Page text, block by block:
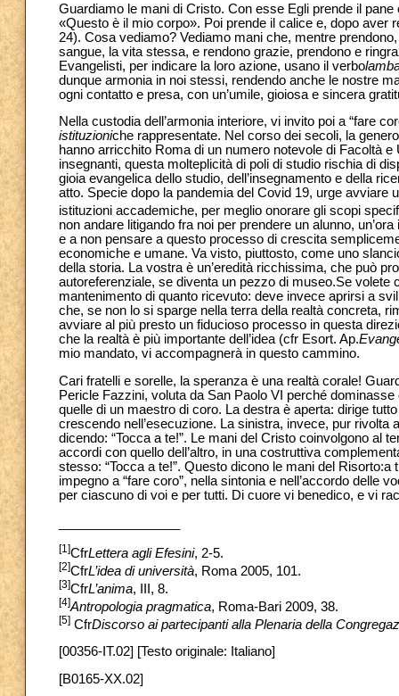
Guardiamo le mani di Cristo. Con esse Egli prende il
«Questo è il mio corpo». Poi prende il calice e, dopo aver
24). Cosa vediamo? Vediamo mani che, mentre
sangue, la vita stessa, e rendono grazie, prendono e
Evangelisti, per indicare la loro azione, usano il verbo
dunque armonia in noi stessi, rendendo anche le nostre
ogni contatto e presa, con un’umile, gioiosa e sincera
Nella custodia dell’armonia interiore, vi invito poi a “fare
istituzioniche rappresentate. Nel corso dei secoli, la
hanno arricchito Roma di un numero notevole di Facoltà
insegnanti, questa molteplicità di poli di studio rischia di
gioia evangelica dello studio, dell’insegnamento e della
atto. Specie dopo la pandemia del Covid 19, urge avviare
istituzioni accademiche, per meglio onorare gli scopi
non andare litigando fra noi per prendere un alunno,
e a non pensare a questo processo di crescita
economiche e umane. Va visto, piuttosto, come uno
della storia. La vostra è un’eredità ricchissima, che può
autoreferenziale, se diventa un pezzo di museo.Se
mantenimento di quanto ricevuto: deve invece aprirsi a
che, se non lo si sparge nella terra della realtà concreta,
avviare al più presto un fiducioso processo in questa
che la realtà è più importante dell’idea (cfr Esort. Ap.
mio mandato, vi accompagnerà in questo cammino.
Cari fratelli e sorelle, la speranza è una realtà corale!
Pericle Fazzini, voluta da San Paolo VI perché
quelle di un maestro di coro. La destra è aperta: dirige
crescendo nell’esecuzione. La sinistra, invece, pur rivolta
dicendo: “Tocca a te!”. Le mani del Cristo coinvolgono al
accordi con quello dell’altro, in una costruttiva
stesso: “Tocca a te!”. Questo dicono le mani del
impegno a “fare coro”, nella sintonia e nell’accordo delle
per ciascuno di voi e per tutti. Di cuore vi benedico, e vi
[1]CfrLettera agli Efesini, 2-5.
[2]CfrL’idea di università, Roma 2005, 101.
[3]CfrL’anima, III, 8.
[4]Antropologia pragmatica, Roma-Bari 2009, 38.
[5] CfrDiscorso ai partecipanti alla Plenaria della
[00356-IT.02] [Testo originale: Italiano]
[B0165-XX.02]